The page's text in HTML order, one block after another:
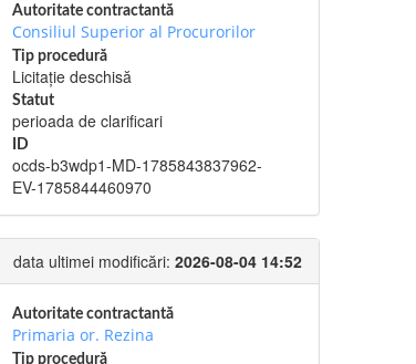
Autoritate contractantă
Consiliul Superior al Procurorilor
Tip procedură
Licitație deschisă
Statut
perioada de clarificari
ID
ocds-b3wdp1-MD-1785843837962-
EV-1785844460970
data ultimei modificări: 2026-08-04 14:52
Autoritate contractantă
Primaria or. Rezina
Tip procedură